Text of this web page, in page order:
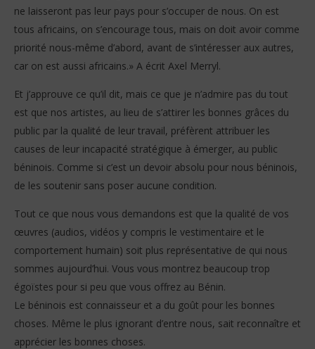
ne laisseront pas leur pays pour s’occuper de nous. On est
tous africains, on s’encourage tous, mais on doit avoir comme
priorité nous-même d’abord, avant de s’intéresser aux autres,
car on est aussi africains.» A écrit Axel Merryl.
Et j’approuve ce qu’il dit, mais ce que je n’admire pas du tout
est que nos artistes, au lieu de s’attirer les bonnes grâces du
public par la qualité de leur travail, préfèrent attribuer les
causes de leur incapacité stratégique à émerger, au public
béninois. Comme si c’est un devoir absolu pour nous béninois,
de les soutenir sans poser aucune condition.
Tout ce que nous vous demandons est que la qualité de vos
œuvres (audios, vidéos y compris le vestimentaire et le
comportement humain) soit plus représentative de qui nous
sommes aujourd’hui. Vous vous montrez beaucoup trop
égoïstes pour si peu que vous offrez au Bénin.
Le béninois est connaisseur et a du goût pour les bonnes
choses. Même le plus ignorant d’entre nous, sait reconnaître et
apprécier les bonnes choses.